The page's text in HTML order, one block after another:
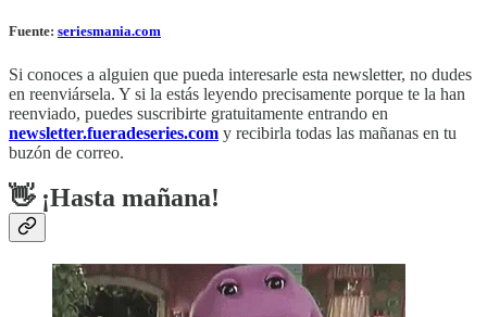
Fuente: seriesmania.com
Si conoces a alguien que pueda interesarle esta newsletter, no dudes
en reenviársela. Y si la estás leyendo precisamente porque te la han
reenviado, puedes suscribirte gratuitamente entrando en
newsletter.fueradeseries.com y recibirla todas las mañanas en tu
buzón de correo.
👋 ¡Hasta mañana!